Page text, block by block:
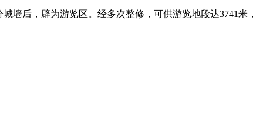
墙后，辟为游览区。经多次整修，可供游览地段达3741米，